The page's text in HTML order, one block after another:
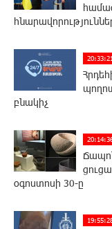
բնակիչ
օգոստոսի 30-ը